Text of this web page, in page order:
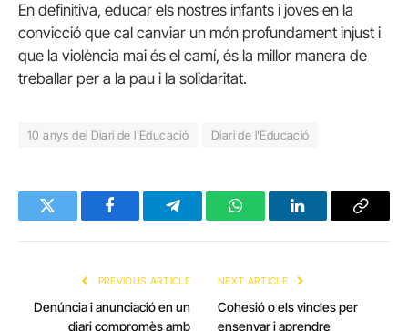
En definitiva, educar els nostres infants i joves en la
convicció que cal canviar un món profundament injust i
que la violència mai és el camí, és la millor manera de
treballar per a la pau i la solidaritat.
10 anys del Diari de l'Educació Diari de l'Educació
Twitter FacebookTelegramWhatsAppLinkedInCopy
PREVIOUS ARTICLE
Denúncia i anunciació en un
diari compromès amb
NEXT ARTICLE
Cohesió o els vincles per
ensenyar i aprendre